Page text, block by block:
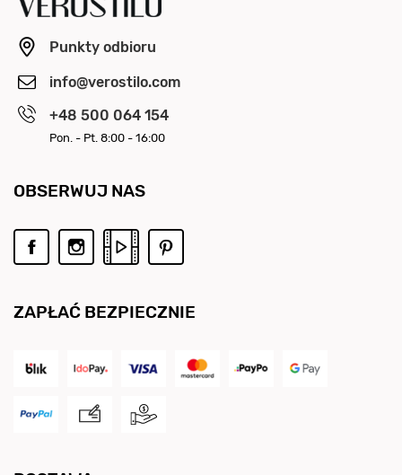
Punkty odbioru
info@verostilo.com
+48 500 064 154
Pon. - Pt. 8:00 - 16:00
ZAPŁAĆ BEZPIECZNIE
OBSERWUJ NAS